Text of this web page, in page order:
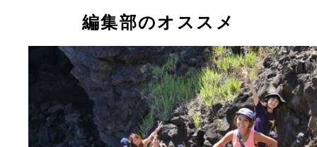
編集部のオススメ